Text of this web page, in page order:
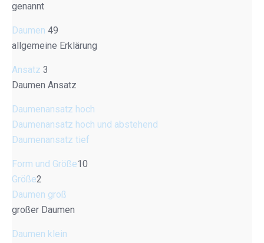
genannt
Daumen 49
allgemeine Erklärung
Ansatz 3
Daumen Ansatz
Daumenansatz hoch
Daumenansatz hoch und abstehend
Daumenansatz tief
Form und Größe10
Größe2
Daumen groß
großer Daumen
Daumen klein